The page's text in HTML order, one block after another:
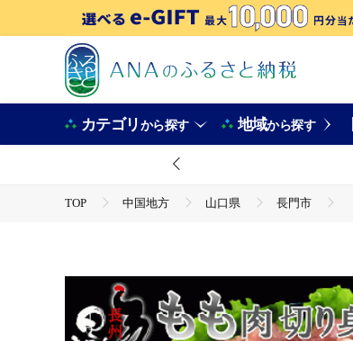
カテゴリから探す 地域から探す
TOP 中国地方 山口県 長門市